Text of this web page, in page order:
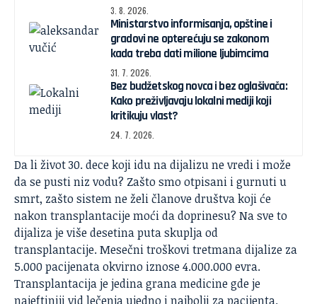
3. 8. 2026.
Ministarstvo informisanja, opštine i
gradovi ne opterećuju se zakonom
kada treba dati milione ljubimcima
31. 7. 2026.
Bez budžetskog novca i bez oglašivača:
Kako preživljavaju lokalni mediji koji
kritikuju vlast?
24. 7. 2026.
Da li život 30. dece koji idu na dijalizu ne vredi i može
da se pusti niz vodu? Zašto smo otpisani i gurnuti u
smrt, zašto sistem ne želi članove društva koji će
nakon transplantacije moći da doprinesu? Na sve to
dijaliza je više desetina puta skuplja od
transplantacije. Mesečni troškovi tretmana dijalize za
5.000 pacijenata okvirno iznose 4.000.000 evra.
Transplantacija je jedina grana medicine gde je
najeftiniji vid lečenja ujedno i najbolji za pacijenta.